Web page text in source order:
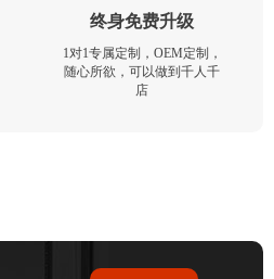
终身免费升级
1对1专属定制，OEM定制，
随心所欲，可以做到千人千
店